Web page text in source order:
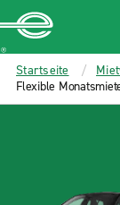
MAIN
CONTENT
Enterprise
Startseite
Flexible